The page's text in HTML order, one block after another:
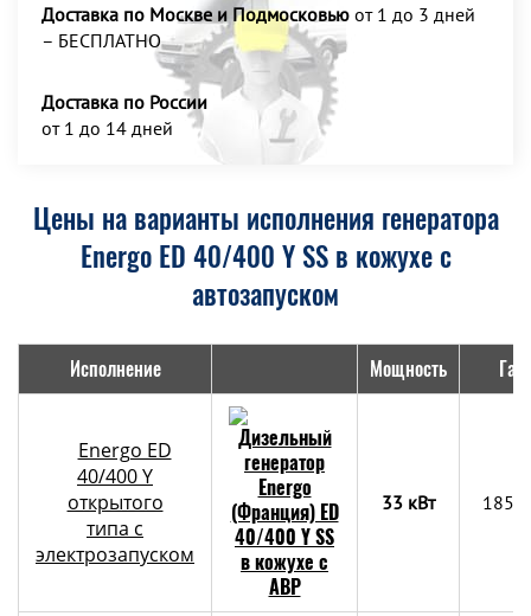
Доставка по Москве и Подмосковью от 1 до 3 дней
– БЕСПЛАТНО
Доставка по России
от 1 до 14 дней
Цены на варианты исполнения генератора
Energo ED 40/400 Y SS в кожухе с
автозапуском
Исполнение Мощность
Energo ED
40/400 Y
открытого
типа с
электрозапуском
33 кВт